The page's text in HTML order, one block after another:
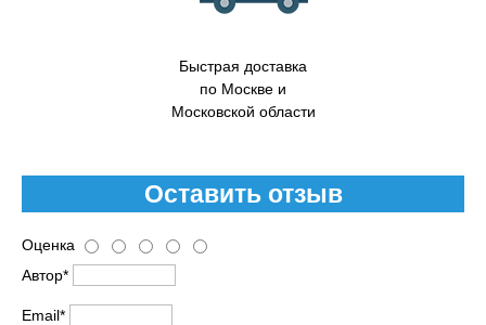
Быстрая доставка
по Москве и
Московской области
Оставить отзыв
Оценка
Автор*
Email*